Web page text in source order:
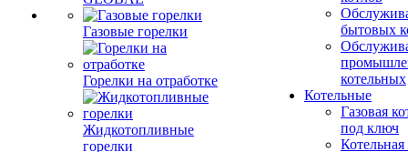
Газовые горелки
Горелки на отработке
Жидкотопливные
горелки
бытовых
котельных
Котельные
Газовая
под ключ